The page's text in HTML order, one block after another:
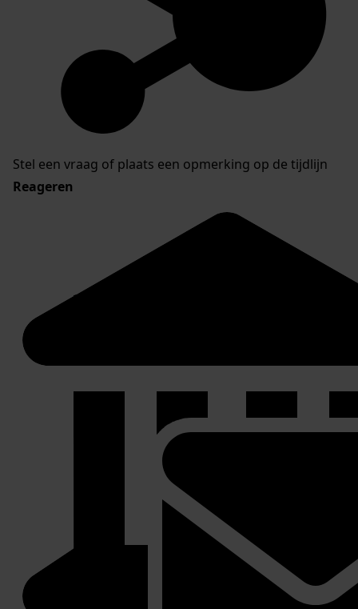
Stel een vraag of plaats een opmerking op de tijdlijn
Reageren